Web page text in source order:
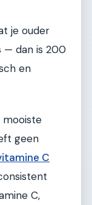
je ouder
— dan is 200
en
mooiste
geen
C
C,